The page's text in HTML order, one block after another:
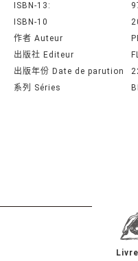
ISBN-13:
ISBN-10
作者 Auteur
出版社 Editeur
出版年份 Date de parution
系列 Séries